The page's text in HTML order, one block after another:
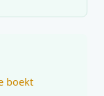
boekt